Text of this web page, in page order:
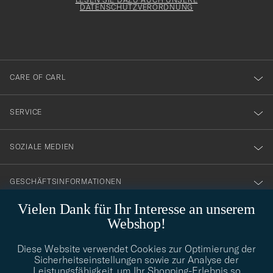
Vielen Dank für Ihr Interesse an unserem
Webshop!
Diese Website verwendet Cookies zur Optimierung der
Sicherheitseinstellungen sowie zur Analyse der
Leistungsfähigkeit, um Ihr Shopping-Erlebnis so
dig
till
vårt
nyhetsbrev!
DATENSCHUTZVERORDNUNG
CARE OF CARL
SERVICE
SOZIALE MEDIEN
GESCHÄFTSINFORMATIONEN
Benötigen Sie Hilfe bei der Suche nach Ihrem persönlichen Stil?
Wenden Sie sich an uns, wir helfen Ihnen gerne weiter!